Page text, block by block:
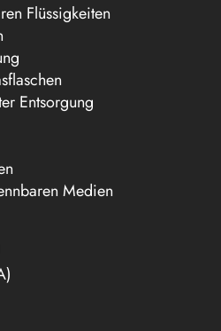
Flüssigkeiten
Entsorgung
Medien